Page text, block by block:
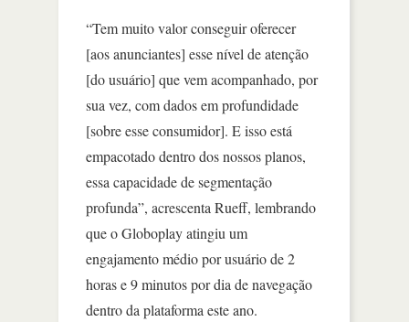
“Tem muito valor conseguir oferecer
[aos anunciantes] esse nível de atenção
[do usuário] que vem acompanhado, por
sua vez, com dados em profundidade
[sobre esse consumidor]. E isso está
empacotado dentro dos nossos planos,
essa capacidade de segmentação
profunda”, acrescenta Rueff, lembrando
que o Globoplay atingiu um
engajamento médio por usuário de 2
horas e 9 minutos por dia de navegação
dentro da plataforma este ano.